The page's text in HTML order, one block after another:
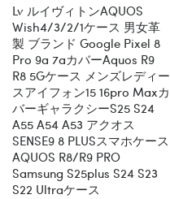
Lv ルイヴィトンAQUOS
Wish4/3/2/1ケース 男女革
製 ブランド Google Pixel 8
Pro 9a 7aカバーaquos R9
R8 5Gケース メンズレディー
スアイフォン15 16pro Maxカ
バーギャラクシーs25 S24
A55 A54 A53 アクオス
SENSE9 8 PLUSスマホケース
AQUOS R8/R9 PRO
Samsung S25plus S24 S23
S22 Ultraケース